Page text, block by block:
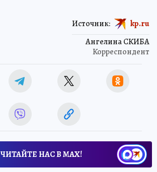
Ангелина СКИБА
Корреспондент
Источник: kp.ru
ЧИТАЙТЕ НАС В МАХ!